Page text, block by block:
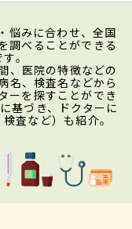
悩みに合わせ、全国
調べることができる
。
、医院の特徴などの
名、検査名などから
ーを探すことができ
基づき、ドクターに
査など）も紹介。